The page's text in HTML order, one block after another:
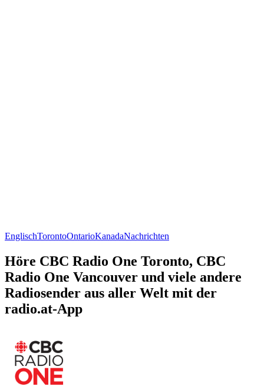
EnglischTorontoOntarioKanadaNachrichten
Höre CBC Radio One Toronto, CBC
Radio One Vancouver und viele andere
Radiosender aus aller Welt mit der
radio.at-App